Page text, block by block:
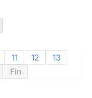
11 12
13
Fin